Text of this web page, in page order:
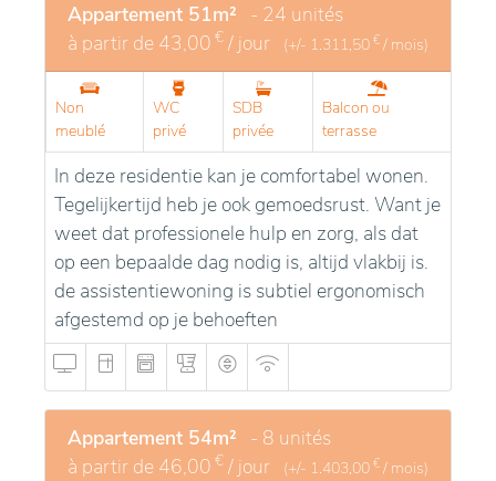
Appartement 51m² - 24 unités
à partir de 43,00 € / jour (+/- 1.311,50 € / mois)
Non
meublé
WC
privé
SDB
privée
Balcon ou
terrasse
In deze residentie kan je comfortabel wonen.
Tegelijkertijd heb je ook gemoedsrust. Want je
weet dat professionele hulp en zorg, als dat
op een bepaalde dag nodig is, altijd vlakbij is.
de assistentiewoning is subtiel ergonomisch
afgestemd op je behoeften
Appartement 54m² - 8 unités
à partir de 46,00 € / jour (+/- 1.403,00 € / mois)